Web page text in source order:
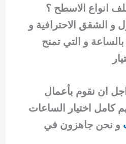
انواع الاسطح ؟
و الشقق الاحترافية و
و التي تمنح
ان نقوم بأعمال
كامل اختيار الساعات
و نحن جاهزون في